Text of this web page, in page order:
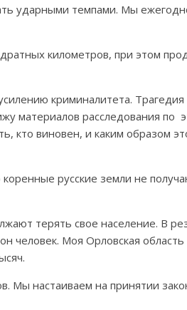
ударными темпами. Мы
километров, при этом
криминалитета. Трагедия
материалов расследования по
кто виновен, и каким образом
русские земли не
терять свое население. В
человек. Моя Орловская
Мы настаиваем на принятии